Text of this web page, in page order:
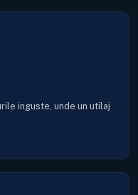
inguste, unde un utilaj